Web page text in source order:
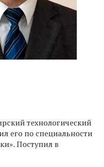
технологический
его по специальности
Поступил в